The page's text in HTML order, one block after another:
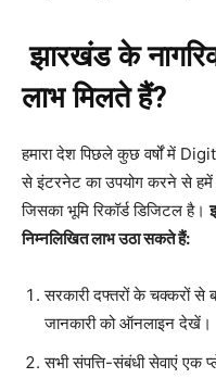
झारखंड के
लाभ मिलते हैं?
हमारा देश पिछले कुछ वर्षों में
से इंटरनेट का उपयोग करने से हमें
जिसका भूमि रिकॉर्ड डिजिटल है।
निम्नलिखित लाभ उठा सकते हैं:
सरकारी दफ्तरों के चक्करों
जानकारी को ऑनलाइन देखें।
सभी संपत्ति-संबंधी सेवाएं एक